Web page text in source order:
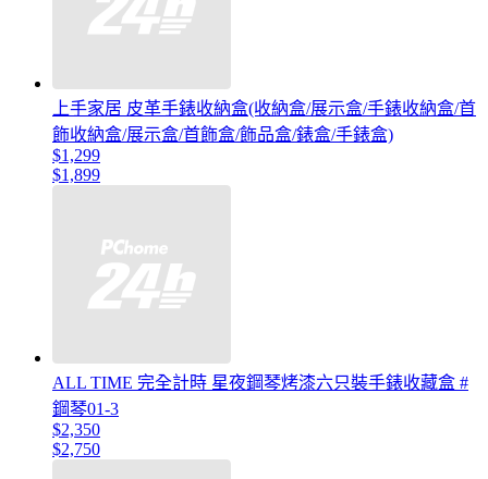
上手家居 皮革手錶收納盒(收納盒/展示盒/手錶收納盒/首
飾收納盒/展示盒/首飾盒/飾品盒/錶盒/手錶盒)
$1,299
$1,899
ALL TIME 完全計時 星夜鋼琴烤漆六只裝手錶收藏盒 #
鋼琴01-3
$2,350
$2,750